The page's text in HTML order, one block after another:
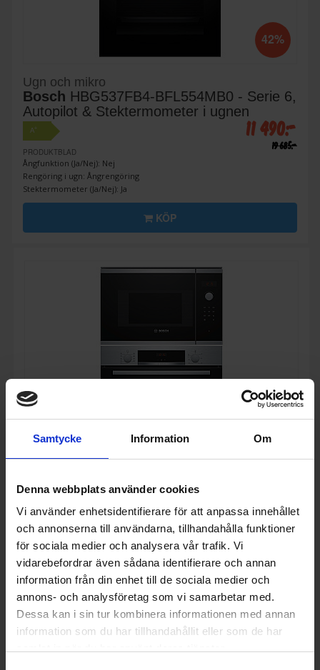
Samtycke Information Om
Denna webbplats använder cookies
Vi använder enhetsidentifierare för att anpassa innehållet
och annonserna till användarna, tillhandahålla funktioner
för sociala medier och analysera vår trafik. Vi
vidarebefordrar även sådana identifierare och annan
information från din enhet till de sociala medier och
annons- och analysföretag som vi samarbetar med.
Dessa kan i sin tur kombinera informationen med annan
information som du har tillhandahållit eller som de har
42%
Ugn och mikro
Bosch HBG537FB4-BFL554MB0 - Serie 6,
Autopilot & Stektermometer i ugnen
A+
PRODUKTBLAD
Ångfunktion (Ja/Nej): Nej
Rengöring i ugn: Ångrengöring
Stektermometer (Ja/Nej): Ja
11 490:-
19 685:-
KÖP
21%
Ugn och mikro
Bosch HBA534BS3-BFL523MS0
PRODUKTBLAD
Ångfunktion (Ja/Nej): Nej
Rengöring i ugn: Ångrengöring
Stektermometer (Ja/Nej): Nej
9 990:-
I lager
KÖP